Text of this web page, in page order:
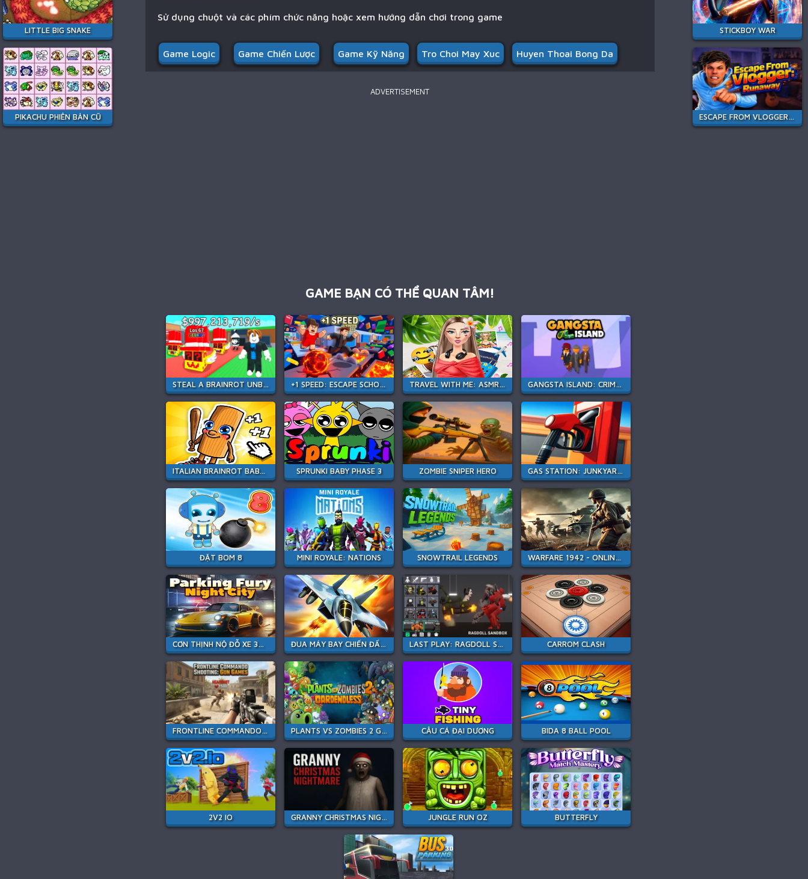
LITTLE BIG SNAKE
PIKACHU PHIÊN BẢN CŨ
Sử dụng chuột và các phím chức năng hoặc xem hướng dẫn chơi trong game
Game Logic Game Chiến Lược Game Kỹ Năng Tro Choi May Xuc Huyen Thoai Bong Da
ADVERTISEMENT
GAME BẠN CÓ THỂ QUAN TÂM!
STEAL A BRAINROT UNBLOCKED +1 SPEED: ESCAPE SCHOOL TRAVEL WITH ME: ASMR EDITION GANGSTA ISLAND: CRIME CITY
ITALIAN BRAINROT BABY CLICKER SPRUNKI BABY PHASE 3 ZOMBIE SNIPER HERO GAS STATION: JUNKYARD TYCOON
ĐẶT BOM 8 MINI ROYALE: NATIONS SNOWTRAIL LEGENDS WARFARE 1942 - ONLINE SHOOTER
CƠN THỊNH NỘ ĐỖ XE 3D: THÀNH PHỐ ĐÊM ĐUA MÁY BAY CHIẾN ĐẤU PHẢN LỰC LAST PLAY: RAGDOLL SANDBOX CARROM CLASH
FRONTLINE COMMANDO SHOOTING PLANTS VS ZOMBIES 2 GARDENDLESS CÂU CÁ ĐẠI DƯƠNG BIDA 8 BALL POOL
2V2 IO GRANNY CHRISTMAS NIGHTMARE JUNGLE RUN OZ BUTTERFLY
STICKBOY WAR
ESCAPE FROM VLOGGER: RUNAWAY